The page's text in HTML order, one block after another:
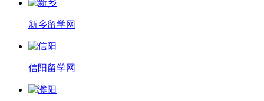
新乡留学网
信阳留学网